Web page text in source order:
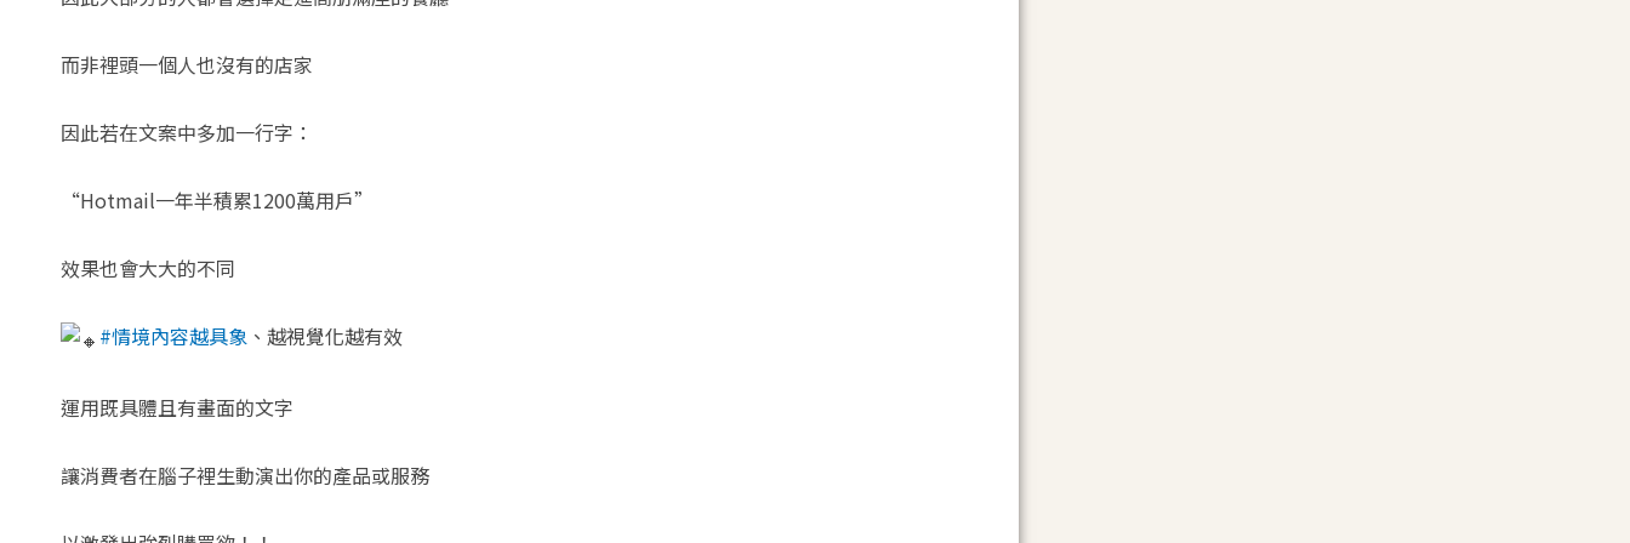
而非裡頭一個人也沒有的店家
因此若在文案中多加一行字：
“Hotmail一年半積累1200萬用戶”
效果也會大大的不同
#情境內容越具象 、越視覺化越有效
運用既具體且有畫面的文字
讓消費者在腦子裡生動演出你的產品或服務